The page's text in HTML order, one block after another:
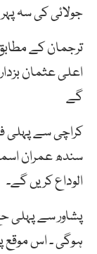
جولائی کی سہ
ترجمان کے
اعلی عثمان
گے
سندھ عمران
الوداع کریں گے۔
ہوگی ۔ اس موقع